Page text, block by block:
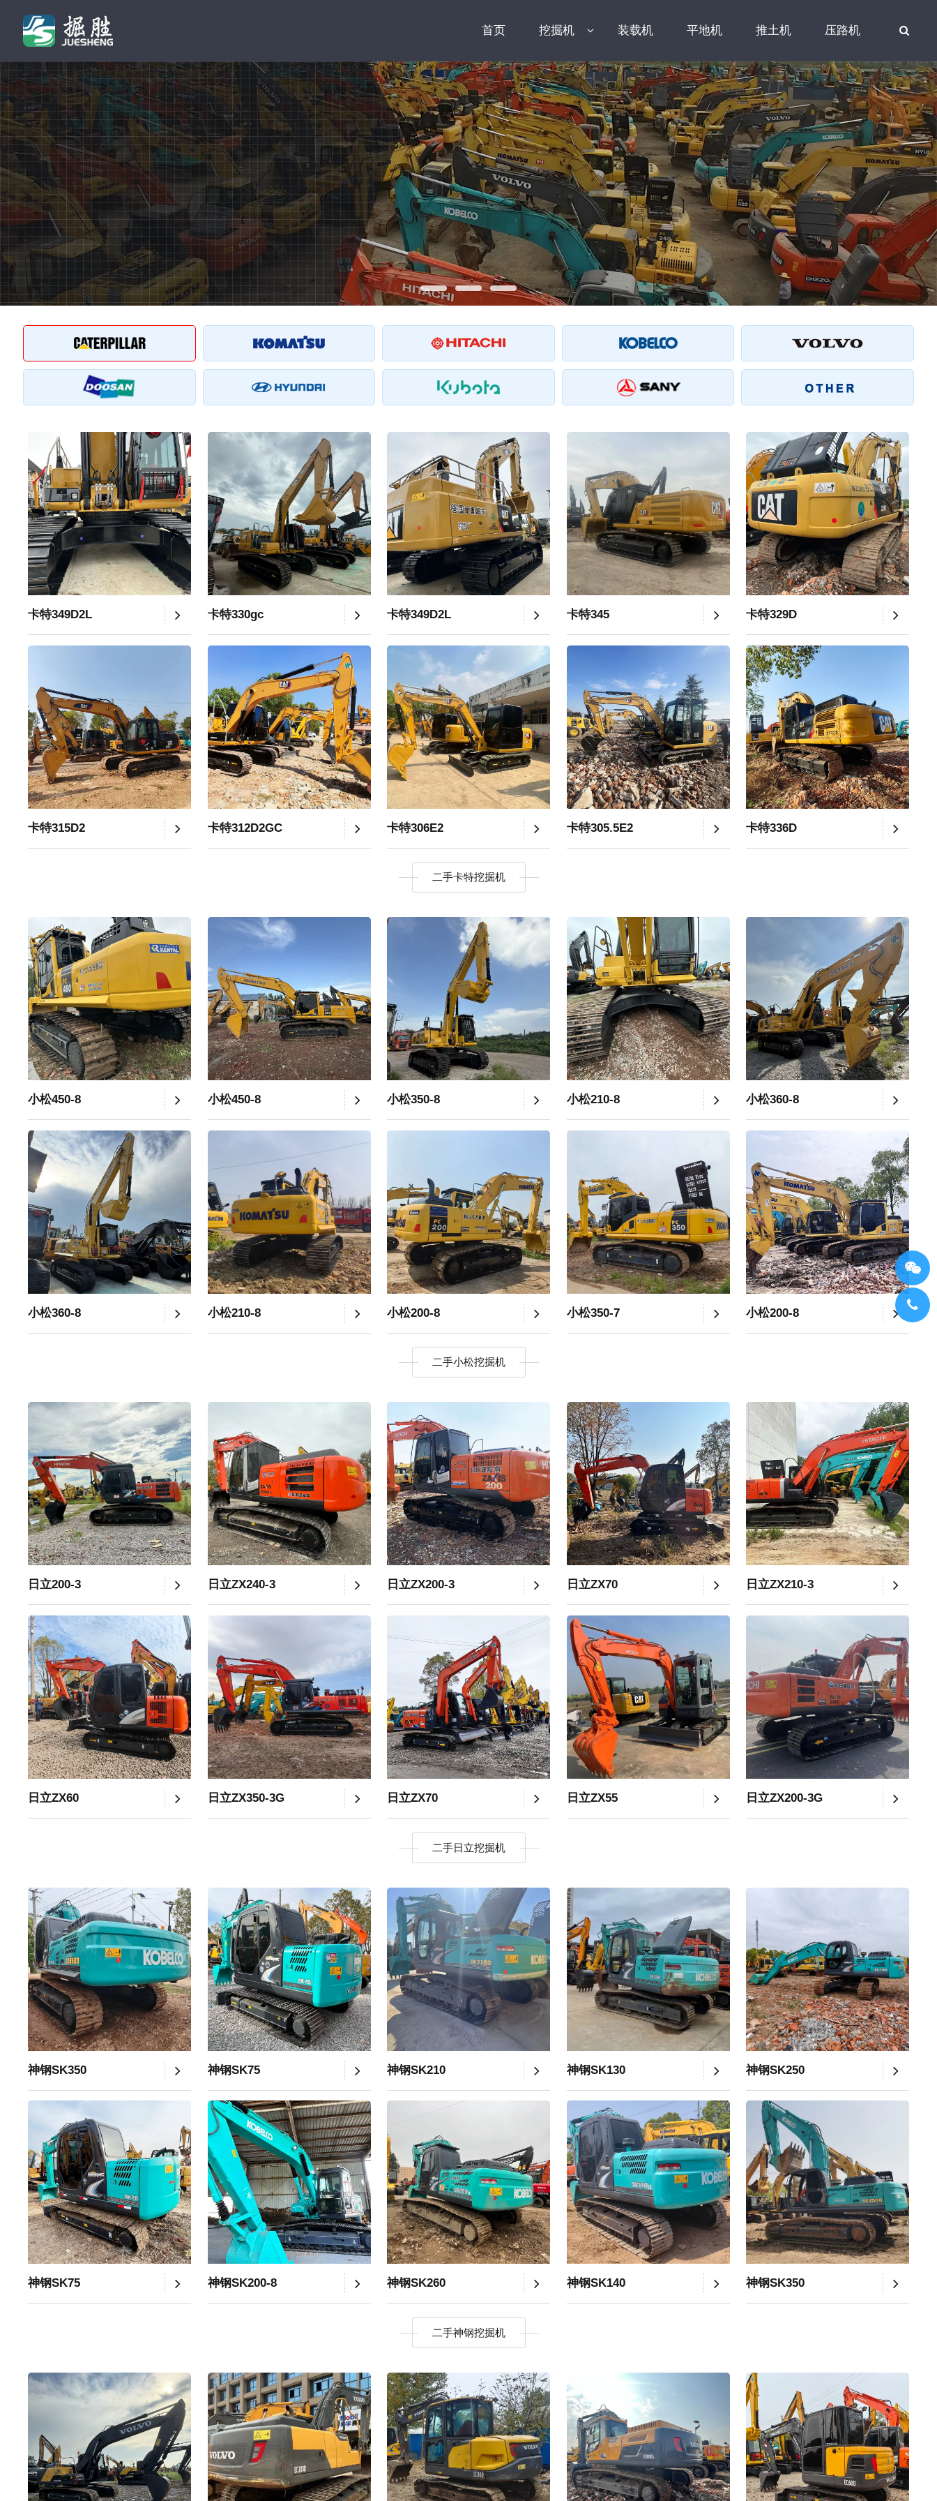
首页 挖掘机 装载机 平地机 推土机 压路机
卡特349D2L 卡特330gc 卡特349D2L 卡特345 卡特329D
卡特315D2 卡特312D2GC 卡特306E2 卡特305.5E2 卡特336D
二手卡特挖掘机
小松450-8 小松450-8 小松350-8 小松210-8 小松360-8
小松360-8 小松210-8 小松200-8 小松350-7 小松200-8
二手小松挖掘机
日立200-3 日立ZX240-3 日立ZX200-3 日立ZX70 日立ZX210-3
日立ZX60 日立ZX350-3G 日立ZX70 日立ZX55 日立ZX200-3G
二手日立挖掘机
神钢SK350 神钢SK75 神钢SK210 神钢SK130 神钢SK250
神钢SK75 神钢SK200-8 神钢SK260 神钢SK140 神钢SK350
二手神钢挖掘机